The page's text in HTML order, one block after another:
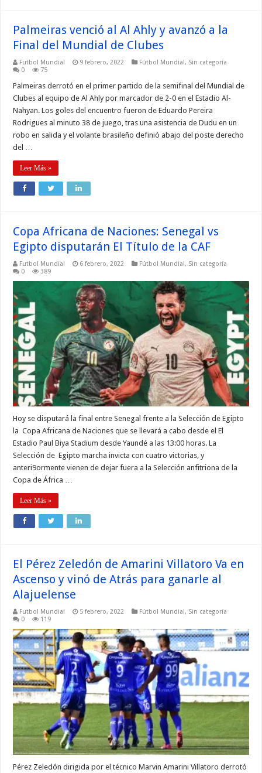
Palmeiras venció al Al Ahly y avanzó a la
Final del Mundial de Clubes
Futbol Mundial 9 febrero, 2022 Fútbol Mundial, Sin categoría
0
75
Palmeiras derrotó en el primer partido de la semifinal del Mundial de
Clubes al equipo de Al Ahly por marcador de 2-0 en el Estadio Al-
Nahyan. Los goles del encuentro fueron de Eduardo Pereira
Rodrigues al minuto 38 de juego, tras una asistencia de Dudu en un
robo en salida y el volante brasileño definió abajo del poste derecho
del …
Leer Más »
Copa Africana de Naciones: Senegal vs
Egipto disputarán El Título de la CAF
Futbol Mundial 6 febrero, 2022 Fútbol Mundial, Sin categoría
0
389
Hoy se disputará la final entre Senegal frente a la Selección de Egipto
la Copa Africana de Naciones que se llevará a cabo desde el El
Estadio Paul Biya Stadium desde Yaundé a las 13:00 horas. La
Selección de Egipto marcha invicta con cuatro victorias, y
anteri9ormente vienen de dejar fuera a la Selección anfitriona de la
Copa de África …
Leer Más »
El Pérez Zeledón de Amarini Villatoro Va en
Ascenso y vinó de Atrás para ganarle al
Alajuelense
Futbol Mundial 5 febrero, 2022 Fútbol Mundial, Sin categoría
0
119
Pérez Zeledón dirigida por el técnico Marvin Amarini Villatoro derrotó